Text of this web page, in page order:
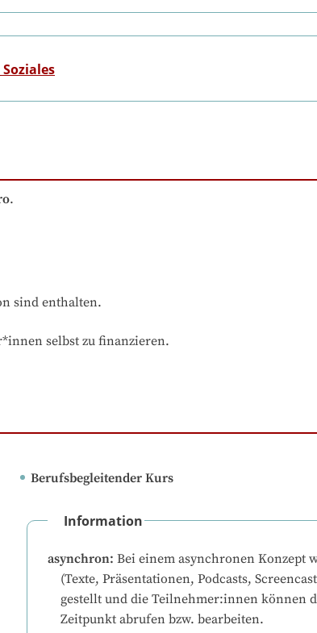
.
sind enthalten.
selbst zu finanzieren.
Berufsbegleitender Kurs
Information
asynchron: Bei einem asynchronen Konzept
(Texte, Präsentationen, Podcasts,
gestellt und die Teilnehmer:innen können
Zeitpunkt abrufen bzw. bearbeiten.